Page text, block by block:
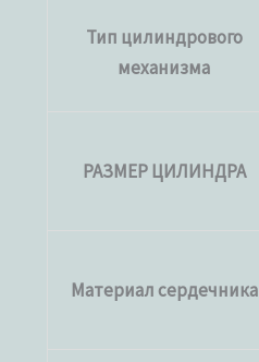
Тип цилиндрового
механизма
РАЗМЕР ЦИЛИНДРА
Материал сердечника